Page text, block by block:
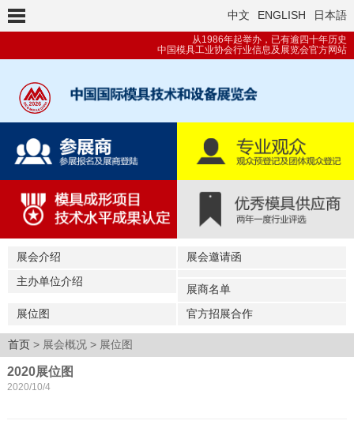
中文 ENGLISH 日本語
从1986年起举办，已有逾四十年历史
中国模具工业协会行业信息及展览会官方网站
展会介绍 展会邀请函
主办单位介绍
展商名单
展位图 官方招展合作
首页 > 展会概况 > 展位图
2020展位图
2020/10/4